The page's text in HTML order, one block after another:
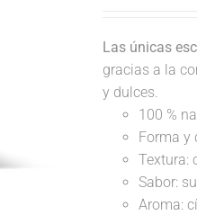
Las únicas
gracias a la
y dulces.
100 %
Forma y
Textura:
Sabor:
Aroma: